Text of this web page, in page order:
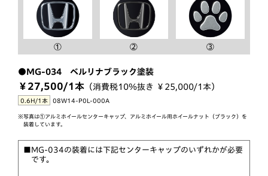
① ② ③
●MG-034 ベルリナブラック塗装
￥27,500/1本（消費税10％抜き ￥25,000/1本）
0.6H/1本 08W14-P0L-000A
※写真は①アルミホイールセンターキャップ、アルミホイール用ホイールナット（ブラック）を
装着しています。
■MG-034の装着には下記センターキャップのいずれかが必要
です。